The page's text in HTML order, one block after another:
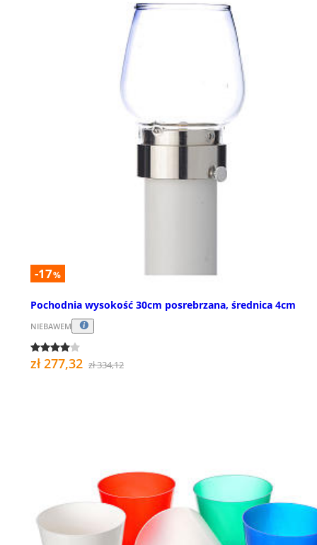
-17%
Pochodnia wysokość 30cm posrebrzana, średnica 4cm
NIEBAWEM
zł 277,32 zł 334,12